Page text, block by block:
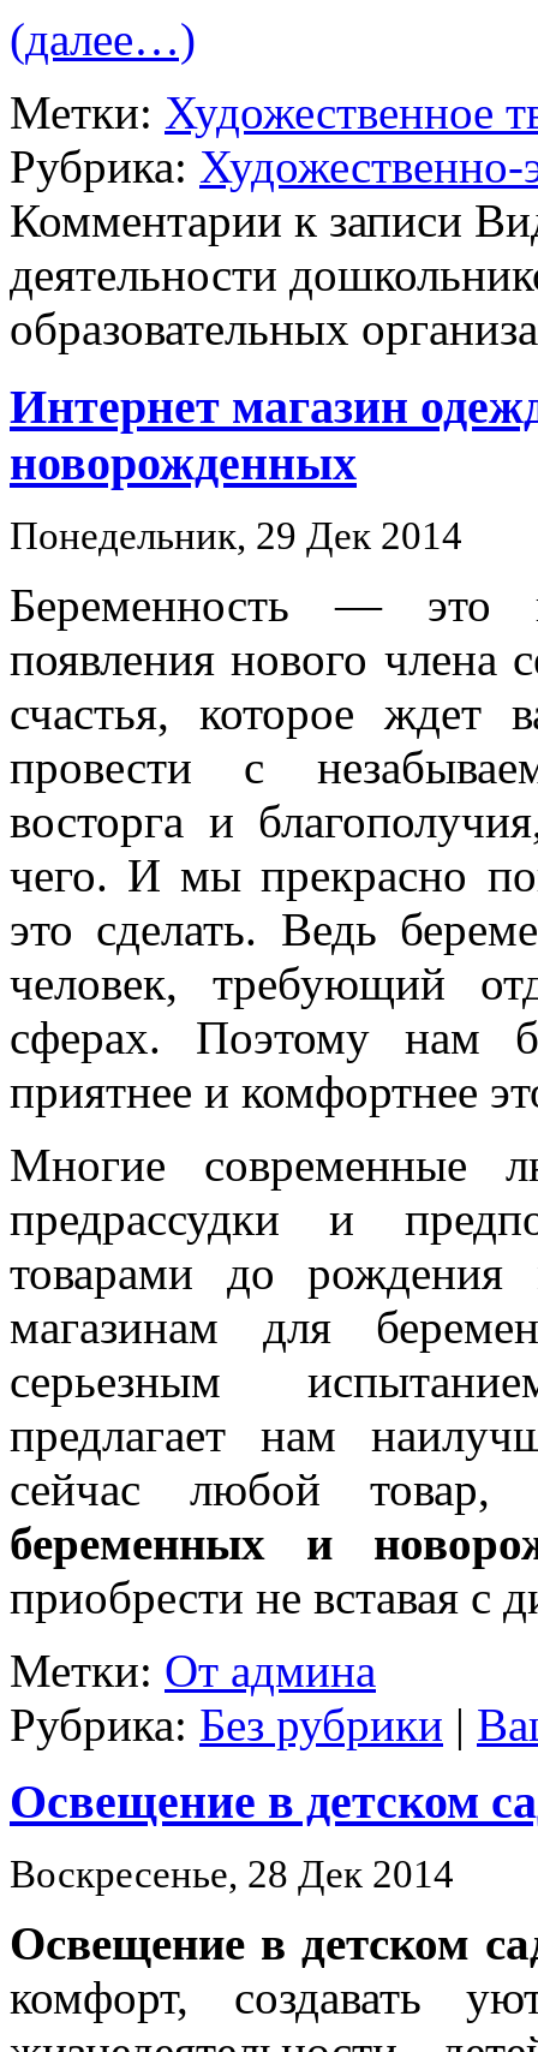
(далее…)
Метки: Художественное
Рубрика: Художественно-
Комментарии к записи
деятельности
образовательных
Интернет магазин
новорожденных
Понедельник, 29 Дек 2014
Беременность — это
появления нового члена
счастья, которое ждет
провести с
восторга и
чего. И мы прекрасно
это сделать. Ведь
человек, требующий
сферах. Поэтому нам
приятнее и комфортнее
Многие современные
предрассудки и
товарами до
магазинам для
серьезным
предлагает нам
сейчас любой
беременных и
приобрести не вставая с
Метки: От админа
Рубрика: Без рубрики |
Освещение в детском
Воскресенье, 28 Дек 2014
Освещение в детском
комфорт, создавать